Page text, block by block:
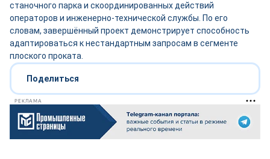
станочного парка и скоординированных действий
операторов и инженерно-технической службы. По его
словам, завершённый проект демонстрирует способность
адаптироваться к нестандартным запросам в сегменте
плоского проката.
Поделиться
РЕКЛАМА